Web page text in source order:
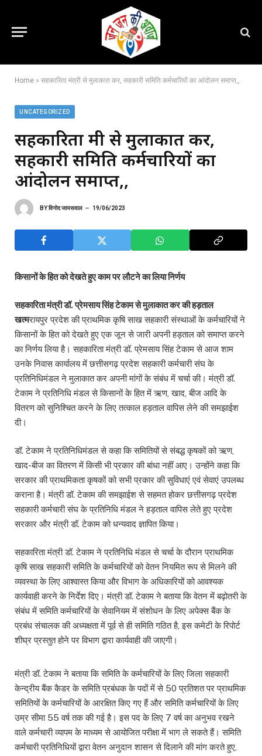
Home » सहकारिता मंत्री से मुलाकात कर, सहकारी समिति कर्मचारियों का आंदोलन समाप्त,,
UNCATEGORIZED
सहकारिता मंत्री से मुलाकात कर,
सहकारी समिति कर्मचारियों का
आंदोलन समाप्त,,
BYविनोद जायसवाल 19/06/2023
किसानों के हित को देखते हुए काम पर लौटने का लिया निर्णय
सहकारिता मंत्री डॉ. प्रेमसाय सिंह टेकाम से मुलाकात कर की हड़ताल
खत्मरायपुर प्रदेश की प्राथमिक कृषि साख सहकारी संस्थाओं के कर्मचारियों ने
किसानों के हित को देखते हुए एक जून से जारी अपनी हड़ताल को समाप्त करने
का निर्णय लिया है। सहकारिता मंत्री डॉ. प्रेमसाय सिंह टेकाम से आज शाम
उनके निवास कार्यालय में छत्तीसगढ़ प्रदेश सहकारी कर्मचारी संघ के
प्रतिनिधिमंडल ने मुलाकात कर अपनी मांगों के संबंध में चर्चा की। मंत्री डॉ.
टेकाम ने प्रतिनिधि मंडल से किसानों के हित में ऋण, खाद, बीज आदि के
वितरण को सुनिश्चित करने के लिए तत्काल हड़ताल वापिस लेने की समझाईश
दी।
डॉ. टेकाम ने प्रतिनिधिमंडल से कहा कि समितियों से संबद्ध कृषकों को ऋण,
खाद-बीज का वितरण में किसी भी प्रकार की बांधा नहीं आए। उन्होंने कहा कि
सरकार की प्राथमिकता कृषकों को सभी प्रकार की सुविधाएं एवं सेवाएं उपलब्ध
कराना है। मंत्री डॉ. टेकाम की समझाईश से सहमत होकर छत्तीसगढ़ प्रदेश
सहकारी कर्मचारी संघ के प्रतिनिधि मंडल ने हड़ताल वापिस लेते हुए प्रदेश
सरकार और मंत्री डॉ. टेकाम को धन्यवाद ज्ञापित किया।
सहकारिता मंत्री डॉ. टेकाम ने प्रतिनिधि मंडल से चर्चा के दौरान प्राथमिक
कृषि साख सहकारी समिति के कर्मचारियों को वेतन नियमित रूप से मिलने की
व्यवस्था के लिए आश्वास्त किया और विभाग के अधिकारियों को आवश्यक
कार्यवाही करने के निर्देश दिए। मंत्री डॉ. टेकाम ने बताया कि वेतन में बढ़ोतरी के
संबंध में समिति कर्मचारियों के सेवानियम में संशोधन के लिए अपेक्स बैंक के
प्रबंध संचालक की अध्यक्षता में पूर्व से ही समिति गठित है, इस कमेटी के रिपोर्ट
शीघ्र प्रस्तुत होने पर विभाग द्वारा कार्यवाही की जाएगी।
मंत्री डॉ. टेकाम ने बताया कि समिति के कर्मचारियों के लिए जिला सहकारी
केन्द्रीय बैंक कैडर के समिति प्रबंधक के पदों में से 50 प्रतिशत पर प्राथमिक
समितियों के कर्मचारियों के आरक्षित किए गए हैं और समिति कर्मचारियों के लिए
उम्र सीमा 55 वर्ष तक की गई है। इस पद के लिए 7 वर्ष का अनुभव रखने
वाले कर्मचारी व्यापम के माध्यम से आयोजित परीक्षा में भाग ले सकते हैं। समिति
कर्मचारी प्रतिनिधियों द्वारा वेतन अनुदान शासन से दिलाने की मांग करते हुए,